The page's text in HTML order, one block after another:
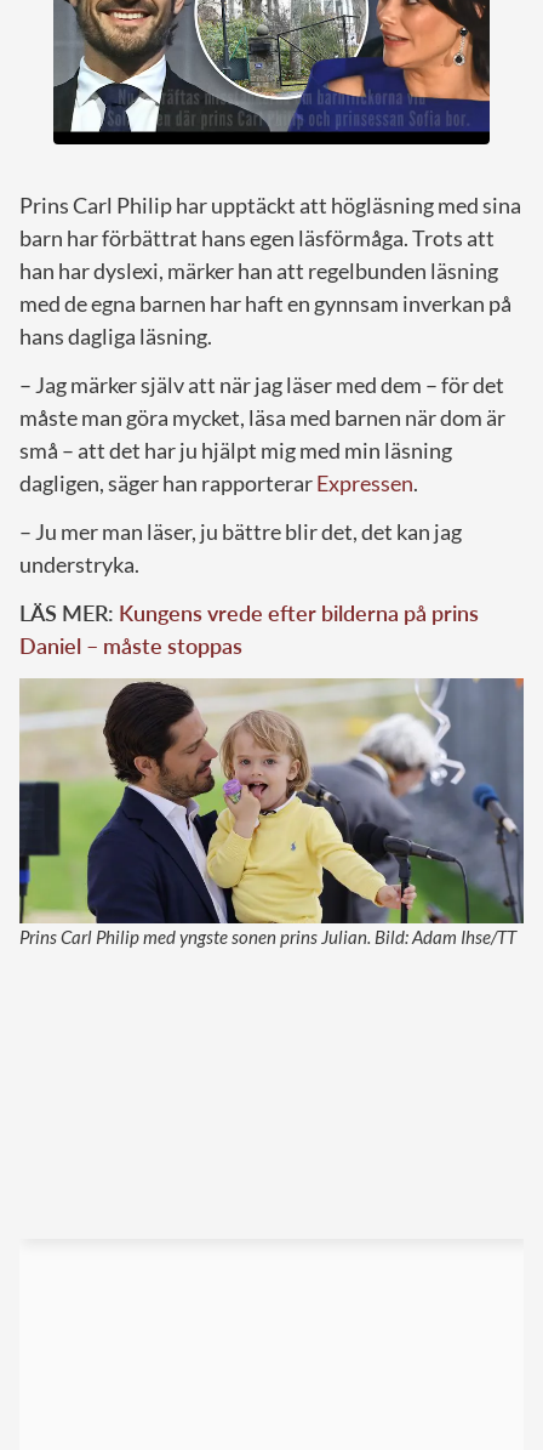
Prins Carl Philip har upptäckt att högläsning med sina
barn har förbättrat hans egen läsförmåga. Trots att
han har dyslexi, märker han att regelbunden läsning
med de egna barnen har haft en gynnsam inverkan på
hans dagliga läsning.
– Jag märker själv att när jag läser med dem – för det
måste man göra mycket, läsa med barnen när dom är
små – att det har ju hjälpt mig med min läsning
dagligen, säger han rapporterarExpressen.
– Ju mer man läser, ju bättre blir det, det kan jag
understryka.
LÄS MER: Kungens vrede efter bilderna på prins
Daniel – måste stoppas
Prins Carl Philip med yngste sonen prins Julian. Bild: Adam Ihse/TT